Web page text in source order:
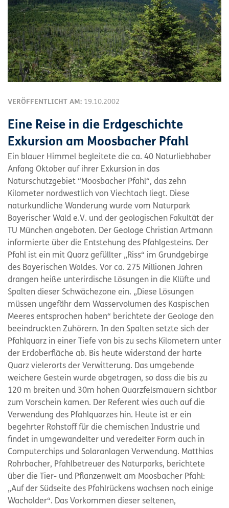
VERÖFFENTLICHT AM: 19.10.2002
Eine Reise in die Erdgeschichte
Exkursion am Moosbacher Pfahl
Ein blauer Himmel begleitete die ca. 40 Naturliebhaber
Anfang Oktober auf ihrer Exkursion in das
Naturschutzgebiet “Moosbacher Pfahl“, das zehn
Kilometer nordwestlich von Viechtach liegt. Diese
naturkundliche Wanderung wurde vom Naturpark
Bayerischer Wald e.V. und der geologischen Fakultät der
TU München angeboten. Der Geologe Christian Artmann
informierte über die Entstehung des Pfahlgesteins. Der
Pfahl ist ein mit Quarz gefüllter „Riss“ im Grundgebirge
des Bayerischen Waldes. Vor ca. 275 Millionen Jahren
drangen heiße unterirdische Lösungen in die Klüfte und
Spalten dieser Schwächezone ein. „Diese Lösungen
müssen ungefähr dem Wasservolumen des Kaspischen
Meeres entsprochen haben“ berichtete der Geologe den
beeindruckten Zuhörern. In den Spalten setzte sich der
Pfahlquarz in einer Tiefe von bis zu sechs Kilometern unter
der Erdoberfläche ab. Bis heute widerstand der harte
Quarz vielerorts der Verwitterung. Das umgebende
weichere Gestein wurde abgetragen, so dass die bis zu
120 m breiten und 30m hohen Quarzfelsmauern sichtbar
zum Vorschein kamen. Der Referent wies auch auf die
Verwendung des Pfahlquarzes hin. Heute ist er ein
begehrter Rohstoff für die chemischen Industrie und
findet in umgewandelter und veredelter Form auch in
Computerchips und Solaranlagen Verwendung. Matthias
Rohrbacher, Pfahlbetreuer des Naturparks, berichtete
über die Tier- und Pflanzenwelt am Moosbacher Pfahl:
„Auf der Südseite des Pfahlrückens wachsen noch einige
Wacholder“. Das Vorkommen dieser seltenen,